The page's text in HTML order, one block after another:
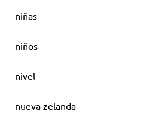
niñas
niños
nivel
nueva zelanda